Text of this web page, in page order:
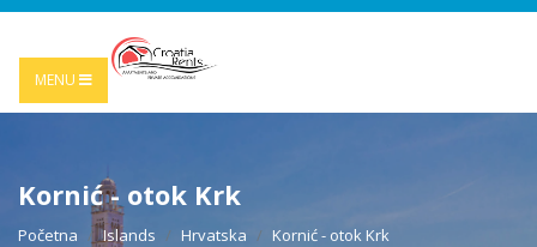
MENU
Kornić - otok Krk
Početna Islands Hrvatska Kornić - otok Krk